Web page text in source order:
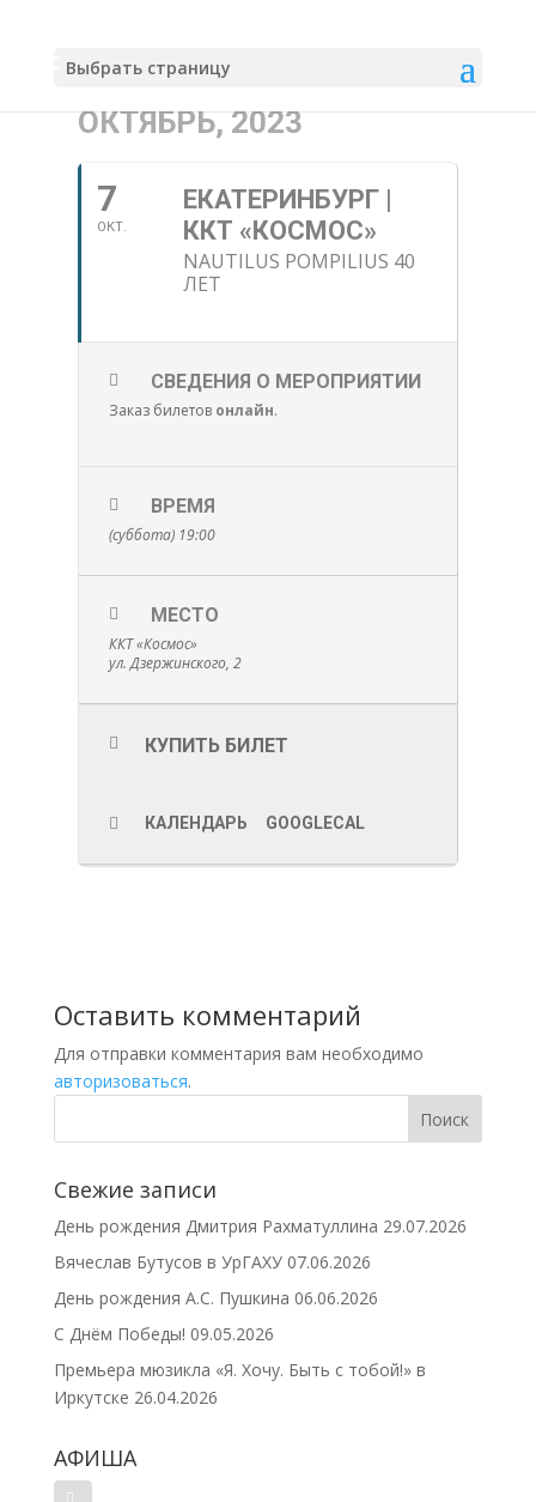
Выбрать страницу
ОКТЯБРЬ, 2023
7
ОКТ.
ЕКАТЕРИНБУРГ |
ККТ «КОСМОС»
NAUTILUS POMPILIUS 40
ЛЕТ
СВЕДЕНИЯ О МЕРОПРИЯТИИ
Заказ билетов онлайн.
ВРЕМЯ
(суббота) 19:00
МЕСТО
ККТ «Космос»
ул. Дзержинского, 2
КУПИТЬ БИЛЕТ
КАЛЕНДАРЬ GOOGLECAL
Оставить комментарий
Для отправки комментария вам необходимо
авторизоваться.
Свежие записи
День рождения Дмитрия Рахматуллина 29.07.2026
Вячеслав Бутусов в УрГАХУ 07.06.2026
День рождения А.С. Пушкина 06.06.2026
С Днём Победы! 09.05.2026
Премьера мюзикла «Я. Хочу. Быть с тобой!» в
Иркутске 26.04.2026
АФИША